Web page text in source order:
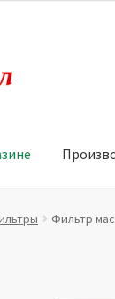
Политика в
Фильтр